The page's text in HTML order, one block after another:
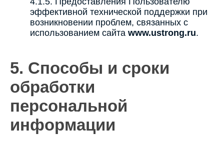
эффективной технической поддержки при
возникновении проблем, связанных с
использованием сайта www.ustrong.ru.
5. Способы и сроки
обработки
персональной
информации